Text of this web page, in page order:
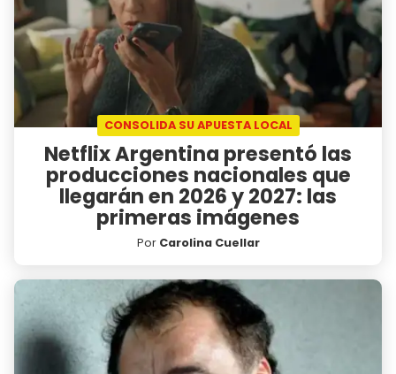
CONSOLIDA SU APUESTA LOCAL
Netflix Argentina presentó las
producciones nacionales que
llegarán en 2026 y 2027: las
primeras imágenes
Por Carolina Cuellar